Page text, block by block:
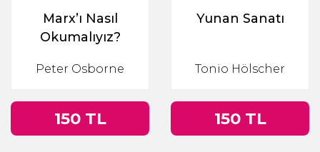
Marx’ı Nasıl
Okumalıyız?
Peter Osborne
150 TL
Yunan Sanatı
Tonio Hölscher
150 TL